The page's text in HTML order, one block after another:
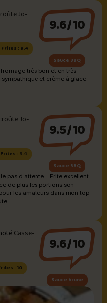
bon aurait pu faire encore plus
poutine que j’avais goûté (au
Et laissez-moi ajouter que
s’attend normalement des
et… King Kong…! Nous on y
d’habitude (voir photo) et la
ils remplissent en masse le
à 13,50$ tx. incl.
Jo-
Frites : 9.4
9.6/10
Sauce BBQ
et crème à glace
Jo-
Frites : 9.4
9.5/10
Sauce BBQ
pas d attente... Frite excellent
de plus les portions son
les amateurs dans mon top
Casse-
: 10
9.6/10
Sauce brune